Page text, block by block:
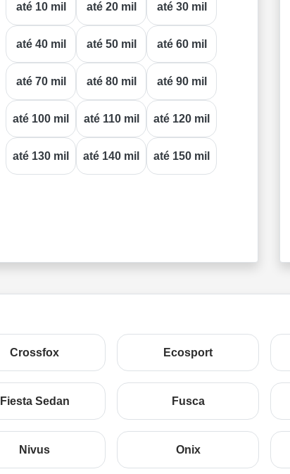
até 10 mil até 20 mil até 30 mil
até 40 mil até 50 mil até 60 mil
até 70 mil até 80 mil até 90 mil
até 100 mil até 110 mil até 120 mil
até 130 mil até 140 mil até 150 mil
Crossfox Ecosport
Fiesta Sedan Fusca
Nivus Onix